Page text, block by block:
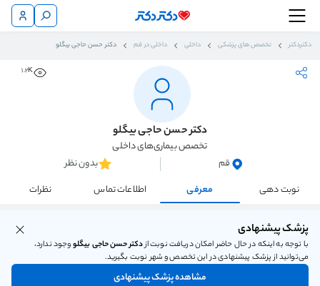
دکتردکتر تخصص های پزشکی داخلی داخلی در قم دکتر حسن حاجی بیگلو
1.2K
دکتر حسن حاجی بیگلو
تخصص بیماری‌های داخلی
قم
بدون نظر
نوبت دهی
معرفی اطلاعات تماس نظرات
پزشک پیشنهادی
با توجه به اینکه در حال حاضر امکان دریافت نوبت ازدکتر حسن حاجی بیگلووجود ندارد،
می‌توانید از پزشک پیشنهادی در این تخصص و شهر نوبت بگیرید.
مشاهده پزشک پیشنهادی